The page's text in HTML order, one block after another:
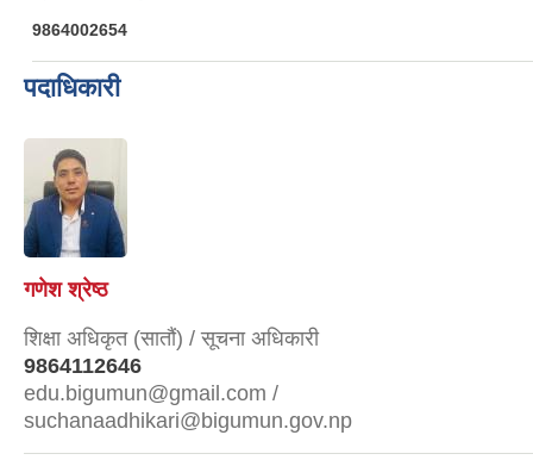
9864002654
पदाधिकारी
गणेश श्रेष्ठ
शिक्षा अधिकृत (सातौं) / सूचना अधिकारी
9864112646
edu.bigumun@gmail.com /
suchanaadhikari@bigumun.gov.np